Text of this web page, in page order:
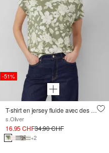
-51%
T-shirt en jersey fluide avec des épaules recoupées
s.Oliver
16.95 CHF34.90 CHF
+2